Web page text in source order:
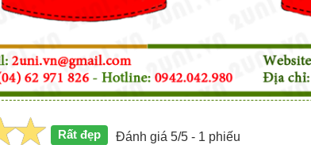
Rất đẹp Đánh giá 5/5 - 1 phiếu